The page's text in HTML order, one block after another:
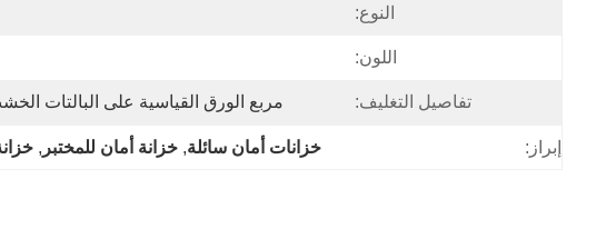
النوع:
اللون:
تفاصيل التغليف: مربع الورق القياسية على البالتات
إبراز: خزانات أمان سائلة, خزانة أمان للمختبر , خزانة